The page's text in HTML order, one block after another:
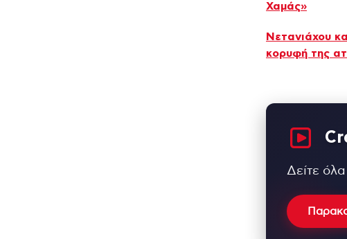
Χαμάς»
Νετανιάχου
κορυφή της
Δείτε